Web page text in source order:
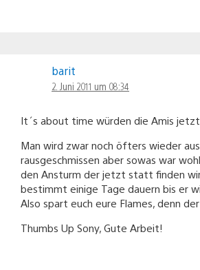
barit
2. Juni 2011 um 08:34
It´s about time würden die Amis
Man wird zwar noch öfters wieder
rausgeschmissen aber sowas war
den Ansturm der jetzt statt finden
bestimmt einige Tage dauern bis er
Also spart euch eure Flames, denn
Thumbs Up Sony, Gute Arbeit!